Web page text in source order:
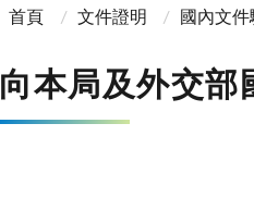
首頁
文件證明 國內文件
向本局及外交部